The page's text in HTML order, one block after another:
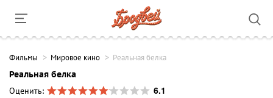
Фильмы Мировое кино Реальная белка
Реальная белка
Оценить:
6.1